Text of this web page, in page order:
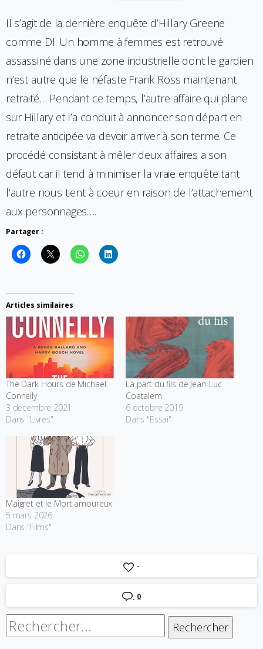
Il s’agit de la dernière enquête d’Hillary Greene
comme DI. Un homme à femmes est retrouvé
assassiné dans une zone industrielle dont le gardien
n’est autre que le néfaste Frank Ross maintenant
retraité… Pendant ce temps, l’autre affaire qui plane
sur Hillary et l’a conduit à annoncer son départ en
retraite anticipée va devoir arriver à son terme. Ce
procédé consistant à mêler deux affaires a son
défaut car il tend à minimiser la vraie enquête tant
l’autre nous tient à coeur en raison de l’attachement
aux personnages….
Partager :
Articles similaires
The Dark Hours de Michael
Connelly
3 décembre 2021
Dans "Livres"
La part du fils de Jean-Luc
Coatalem
6 octobre 2019
Dans "Essai"
Maigret et le Mort amoureux
5 mars 2026
Dans "Films"
-
0
Rechercher :